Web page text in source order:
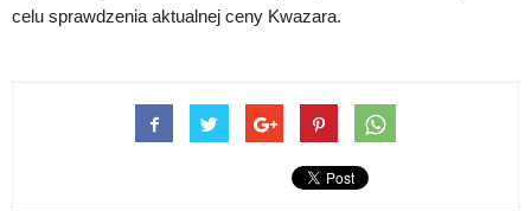
celu sprawdzenia aktualnej ceny Kwazara.